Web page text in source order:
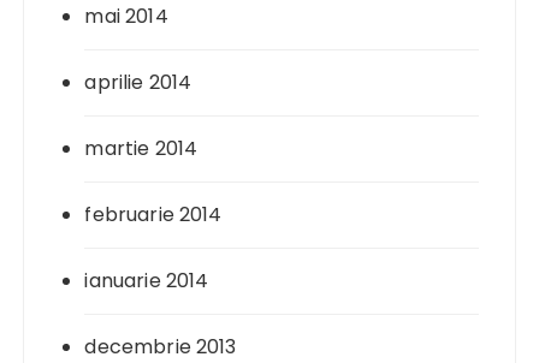
mai 2014
aprilie 2014
martie 2014
februarie 2014
ianuarie 2014
decembrie 2013